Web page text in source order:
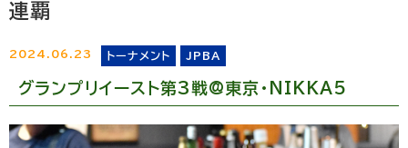
連覇
2024.06.23 トーナメント JPBA
グランプリイースト第3戦@東京・NIKKA5